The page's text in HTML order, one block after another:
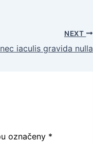
NEXT
iaculis gravida nulla
označeny *